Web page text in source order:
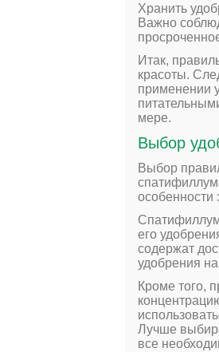
Хранить
Важно
Итак,
красоты.
применении
мере.
Выбор
Выбор
особенности
его
содержат
удобрения
Кроме того,
Лучше
все